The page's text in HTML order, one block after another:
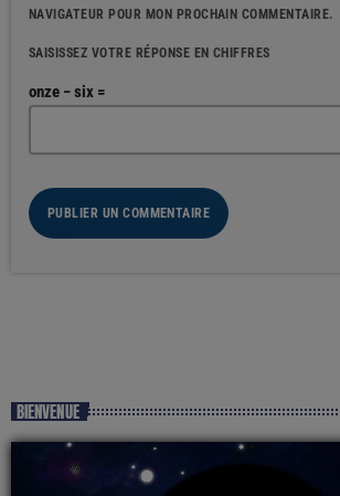
NAVIGATEUR POUR MON PROCHAIN COMMENTAIRE.
SAISISSEZ VOTRE RÉPONSE EN CHIFFRES
onze − six =
BIENVENUE